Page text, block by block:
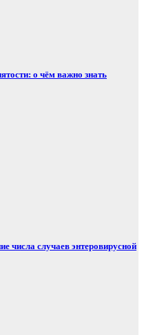
о чём важно знать
числа случаев энтеровирусной